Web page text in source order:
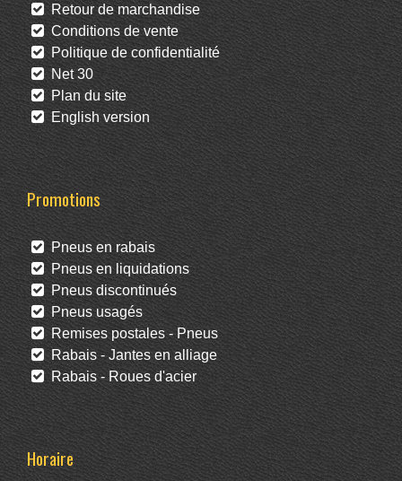
Retour de marchandise
Conditions de vente
Politique de confidentialité
Net 30
Plan du site
English version
Promotions
Pneus en rabais
Pneus en liquidations
Pneus discontinués
Pneus usagés
Remises postales - Pneus
Rabais - Jantes en alliage
Rabais - Roues d'acier
Horaire